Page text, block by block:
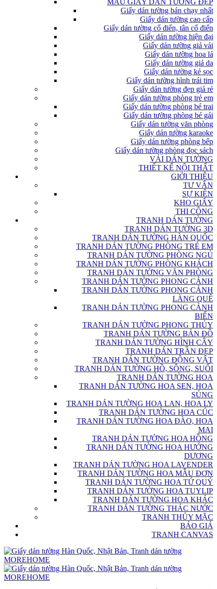
MẪU GIẤY DÁN TƯỜNG ĐẸP
Giấy dán tường bán chạy nhất
Giấy dán tường cao cấp
Giấy dán tường cổ điển, tân cổ điển
Giấy dán tường hiện đại
Giấy dán tường giả vải
Giấy dán tường hoa lá
Giấy dán tường giả da
Giấy dán tường kẻ sọc
Giấy dán tường hình trái tim
Giấy dán tường đẹp giá rẻ
Giấy dán tường phòng trẻ em
Giấy dán tường phòng bé trai
Giấy dán tường phòng bé gái
Giấy dán tường văn phòng
Giấy dán tường karaoke
Giấy dán tường phòng bếp
Giấy dán tường phòng đọc sách
VẢI DÁN TƯỜNG
THIẾT KẾ NỘI THẤT
GIỚI THIỆU
TƯ VẤN
SỰ KIỆN
KHO GIẤY
THI CÔNG
TRANH DÁN TƯỜNG
TRANH DÁN TƯỜNG 3D
TRANH DÁN TƯỜNG HÀN QUỐC
TRANH DÁN TƯỜNG PHÒNG TRẺ EM
TRANH DÁN TƯỜNG PHÒNG NGỦ
TRANH DÁN TƯỜNG PHÒNG KHÁCH
TRANH DÁN TƯỜNG VĂN PHÒNG
TRANH DÁN TƯỜNG PHONG CẢNH
TRANH DÁN TƯỜNG PHONG CẢNH
LÀNG QUÊ
TRANH DÁN TƯỜNG PHONG CẢNH
BIỂN
TRANH DÁN TƯỜNG PHONG THỦY
TRANH DÁN TƯỜNG BẢN ĐỒ
TRANH DÁN TƯỜNG HÌNH CÂY
TRANH DÁN TRẦN ĐẸP
TRANH DÁN TƯỜNG ĐỘNG VẬT
TRANH DÁN TƯỜNG HỒ, SÔNG, SUỐI
TRANH DÁN TƯỜNG HOA
TRANH DÁN TƯỜNG HOA SEN, HOA
SÚNG
TRANH DÁN TƯỜNG HOA LAN, HOA LY
TRANH DÁN TƯỜNG HOA CÚC
TRANH DÁN TƯỜNG HOA ĐÀO, HOA
MAI
TRANH DÁN TƯỜNG HOA HỒNG
TRANH DÁN TƯỜNG HOA HƯỚNG
DƯƠNG
TRANH DÁN TƯỜNG HOA LAVENDER
TRANH DÁN TƯỜNG HOA MẪU ĐƠN
TRANH DÁN TƯỜNG HOA TỨ QUÝ
TRANH DÁN TƯỜNG HOA TUYLIP
TRANH DÁN TƯỜNG HOA KHÁC
TRANH DÁN TƯỜNG THÁC NƯỚC
TRANH THỦY MẶC
BÁO GIÁ
TRANH CANVAS